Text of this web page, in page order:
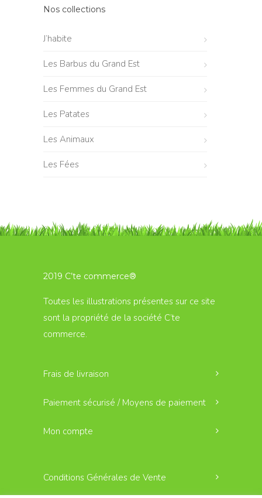
Nos collections
J’habite
Les Barbus du Grand Est
Les Femmes du Grand Est
Les Patates
Les Animaux
Les Fées
2019 C’te commerce®
Toutes les illustrations présentes sur ce site
sont la propriété de la société C’te
commerce.
Frais de livraison
Paiement sécurisé / Moyens de paiement
Mon compte
Conditions Générales de Vente